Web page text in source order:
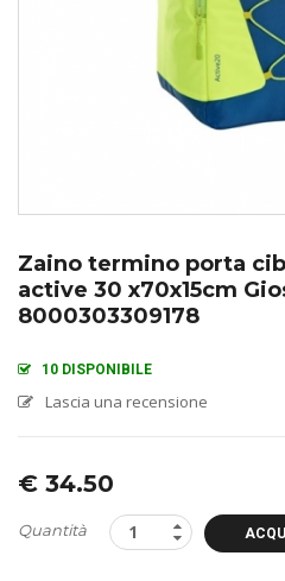
Zaino termino porta
active 30 x70x15cm
8000303309178
10 DISPONIBILE
Lascia una recensione
€ 34.50
Quantità